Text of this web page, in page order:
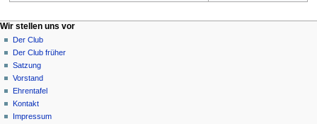
N
a
v
g
a
Seitenaktionen
Seite
Diskussion
Lesen
Quelltext
anzeigen
Versionsgeschichte
Meine Werkzeuge
Anmelden
Wir stellen uns vor
Der Club
Der Club früher
Satzung
Vorstand
Ehrentafel
Kontakt
Impressum